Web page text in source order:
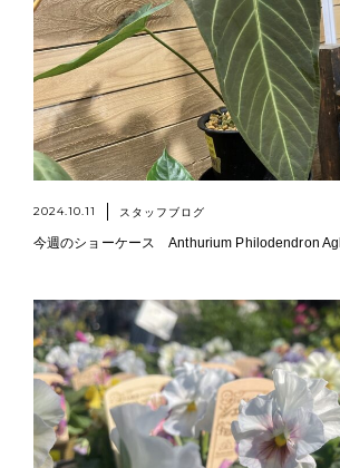
2024.10.11 スタッフブログ
今週のショーケース Anthurium Philodendron